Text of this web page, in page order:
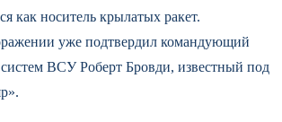
как носитель крылатых ракет.
уже подтвердил командующий
ВСУ Роберт Бровди, известный под